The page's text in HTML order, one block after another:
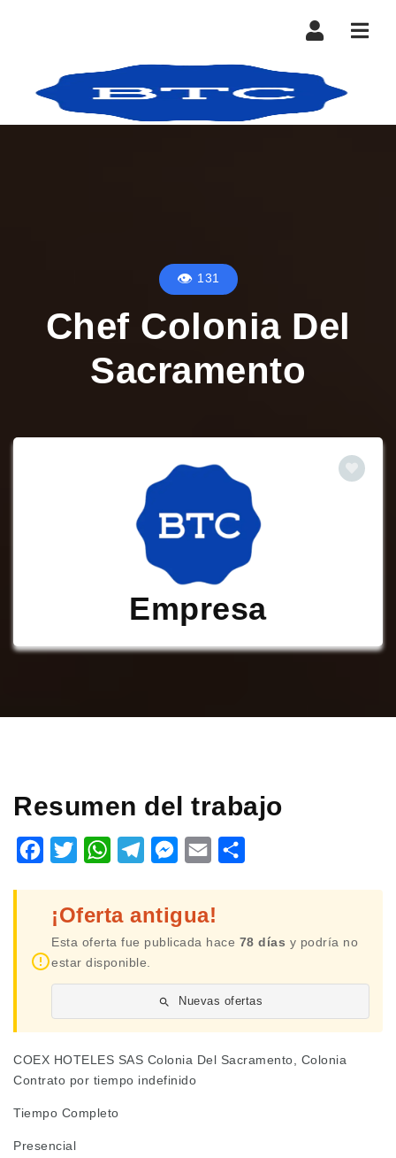
131
Chef Colonia Del
Sacramento
Empresa
Resumen del trabajo
Facebook
TwitterWhatsAppTelegramMessenger
Email
¡Oferta antigua!
Esta oferta fue publicada hace 78 días y podría no
estar disponible.
Nuevas ofertas
COEX HOTELES SAS Colonia Del Sacramento, Colonia
Contrato por tiempo indefinido
Tiempo Completo
Presencial